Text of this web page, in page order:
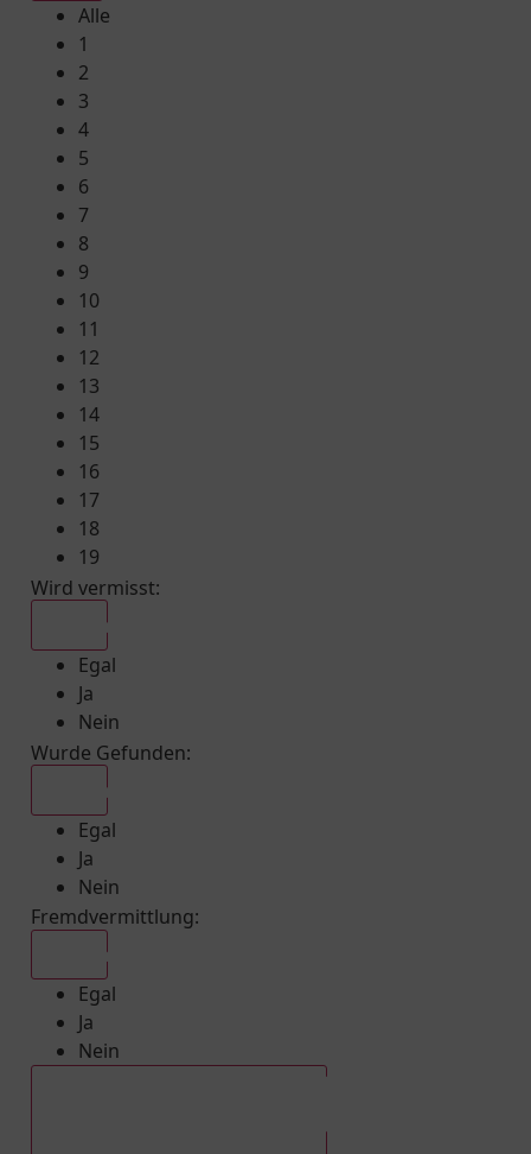
Alle
1
2
3
4
5
6
7
8
9
10
11
12
13
14
15
16
17
18
19
Wird vermisst:
Egal
Ja
Nein
Wurde Gefunden:
Egal
Ja
Nein
Fremdvermittlung:
Egal
Ja
Nein